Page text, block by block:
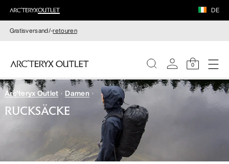
DE
Gratisversand/-retouren
0
DAMEN
HERREN
Arc'teryx Outlet Damen
RUCKSÄCKE